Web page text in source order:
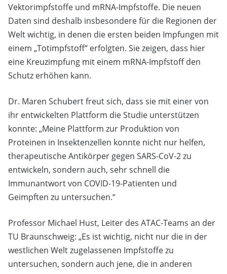
Vektorimpfstoffe und mRNA-Impfstoffe. Die neuen
Daten sind deshalb insbesondere für die Regionen der
Welt wichtig, in denen die ersten beiden Impfungen mit
einem „Totimpfstoff“ erfolgten. Sie zeigen, dass hier
eine Kreuzimpfung mit einem mRNA-Impfstoff den
Schutz erhöhen kann.
Dr. Maren Schubert freut sich, dass sie mit einer von
ihr entwickelten Plattform die Studie unterstützen
konnte: „Meine Plattform zur Produktion von
Proteinen in Insektenzellen konnte nicht nur helfen,
therapeutische Antikörper gegen SARS-CoV-2 zu
entwickeln, sondern auch, sehr schnell die
Immunantwort von COVID-19-Patienten und
Geimpften zu untersuchen.“
Professor Michael Hust, Leiter des ATAC-Teams an der
TU Braunschweig: „Es ist wichtig, nicht nur die in der
westlichen Welt zugelassenen Impfstoffe zu
untersuchen, sondern auch jene, die in anderen